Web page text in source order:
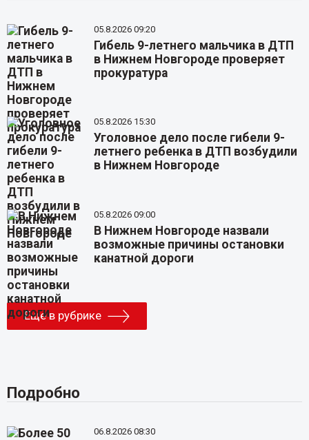
05.8.2026 09:20
Гибель 9-летнего мальчика в ДТП
в Нижнем Новгороде проверяет
прокуратура
05.8.2026 15:30
Уголовное дело после гибели 9-
летнего ребенка в ДТП возбудили
в Нижнем Новгороде
05.8.2026 09:00
В Нижнем Новгороде назвали
возможные причины остановки
канатной дороги
Еще в рубрике
Подробно
06.8.2026 08:30